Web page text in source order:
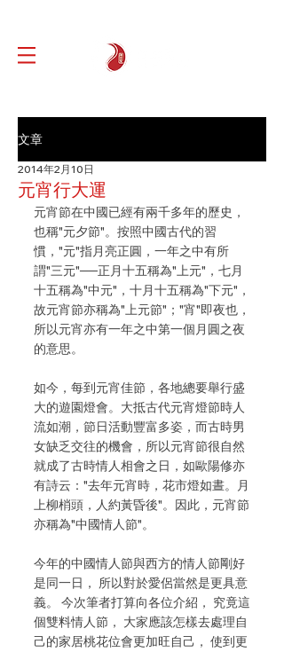
文章
元宵行大運
2014年2月10日
元宵節在中國已經有兩千多年的歷史，
也稱"元夕節"。按照中國古代的習
慣，"元"指月亮正圓，一年之中有所
謂"三元"──正月十五稱為"上元"，七月
十五稱為"中元"，十月十五稱為"下元"，
故元宵節亦稱為"上元節"；"宵"即夜也，
所以元宵亦有一年之中第一個月圓之夜
的意思。
如今，每到元宵佳節，各地總要舉行盛
大的遊園燈會。大抵古代元宵燈節時人
流如潮，節日活動豐富多姿，而古時男
女缺乏交往的機會，所以元宵節很自然
就成了古時情人相會之日，如歐陽修亦
有詩云："去年元宵時，花市燈如晝。月
上柳梢頭，人約黃昏後"。因此，元宵節
亦稱為"中國情人節"。
今年的中國情人節與西方的情人節剛好
是同一日， 所以對於愛侶當然是更具意
義。 今次筆者打算向各位介紹， 究竟這
個雙料情人節， 大家應該怎樣去處理自
己的家居桃花位會更加旺自己， 使到更